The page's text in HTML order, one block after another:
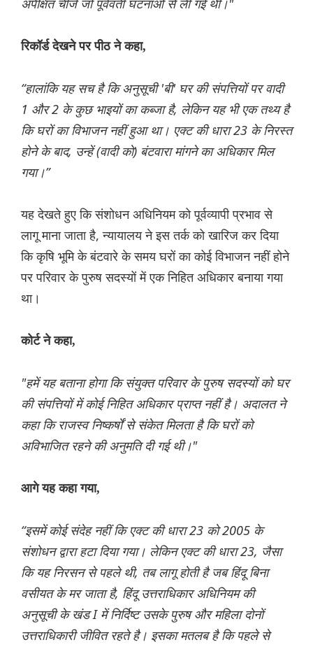
अपेक्षित चीजें जो पूर्ववर्ती घटनाओं से ली गई थीं।"
रिकॉर्ड देखने पर पीठ ने कहा,
“हालांकि यह सच है कि अनुसूची 'बी' घर की संपत्तियों पर वादी
1 और 2 के कुछ भाइयों का कब्जा है, लेकिन यह भी एक तथ्य है
कि घरों का विभाजन नहीं हुआ था। एक्ट की धारा 23 के निरस्त
होने के बाद, उन्हें (वादी को) बंटवारा मांगने का अधिकार मिल
गया।”
यह देखते हुए कि संशोधन अधिनियम को पूर्वव्यापी प्रभाव से
लागू माना जाता है, न्यायालय ने इस तर्क को खारिज कर दिया
कि कृषि भूमि के बंटवारे के समय घरों का कोई विभाजन नहीं होने
पर परिवार के पुरुष सदस्यों में एक निहित अधिकार बनाया गया
था।
कोर्ट ने कहा,
"हमें यह बताना होगा कि संयुक्त परिवार के पुरुष सदस्यों को घर
की संपत्तियों में कोई निहित अधिकार प्राप्त नहीं है। अदालत ने
कहा कि राजस्व निष्कर्षों से संकेत मिलता है कि घरों को
अविभाजित रहने की अनुमति दी गई थी।"
आगे यह कहा गया,
“इसमें कोई संदेह नहीं कि एक्ट की धारा 23 को 2005 के
संशोधन द्वारा हटा दिया गया। लेकिन एक्ट की धारा 23, जैसा
कि यह निरसन से पहले थी, तब लागू होती है जब हिंदू बिना
वसीयत के मर जाता है, हिंदू उत्तराधिकार अधिनियम की
अनुसूची के खंड I में निर्दिष्ट उसके पुरुष और महिला दोनों
उत्तराधिकारी जीवित रहते है। इसका मतलब है कि पहले से